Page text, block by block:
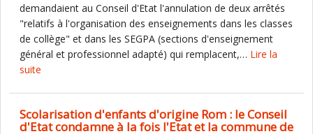
demandaient au Conseil d'Etat l'annulation de deux arrêtés
"relatifs à l'organisation des enseignements dans les classes
de collège" et dans les SEGPA (sections d'enseignement
général et professionnel adapté) qui remplacent,… Lire la
suite
Scolarisation d'enfants d'origine Rom : le Conseil
d'Etat condamne à la fois l'Etat et la commune de